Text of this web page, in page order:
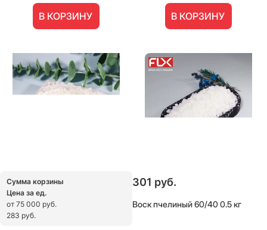
В КОРЗИНУ В КОРЗИНУ
Сумма корзины
Цена за ед.
от 75 000 руб.
283 руб.
301 руб.
Воск пчелиный 60/40 0.5 кг